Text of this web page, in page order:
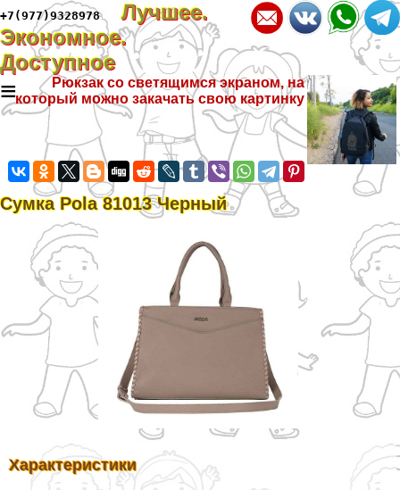
+7(977)9328978
Лучшее.
Экономное.
Доступное
≡
Рюкзак со светящимся экраном, на
который можно закачать свою картинку
Сумка Pola 81013 Черный
Хаpaктеристики